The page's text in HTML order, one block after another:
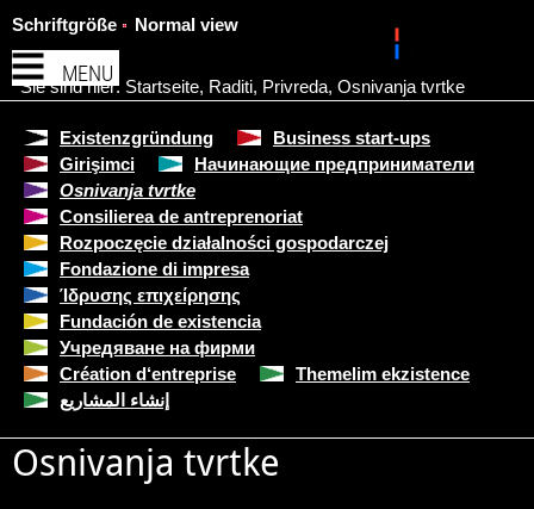
MENU
Schriftgröße Normal view
Sie sind hier: Startseite, Raditi, Privreda, Osnivanja tvrtke
Existenzgründung
Business start-ups
Girişimci
Начинающие предприниматели
Osnivanja tvrtke
Consilierea de antreprenoriat
Rozpoczęcie działalności gospodarczej
Fondazione di impresa
Ίδρυσης επιχείρησης
Fundación de existencia
Учредяване на фирми
Création d‘entreprise
Themelim ekzistence
إنشاء المشاريع
Osnivanja tvrtke